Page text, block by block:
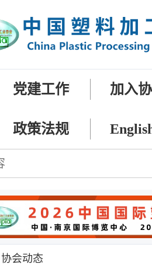
党建工作 加入
政策法规
协会动态